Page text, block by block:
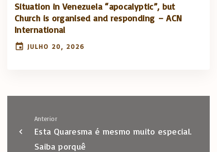
Situation in Venezuela “apocalyptic”, but
Church is organised and responding – ACN
International
JULHO 20, 2026
Anterior
Esta Quaresma é mesmo muito especial.
Saiba porquê